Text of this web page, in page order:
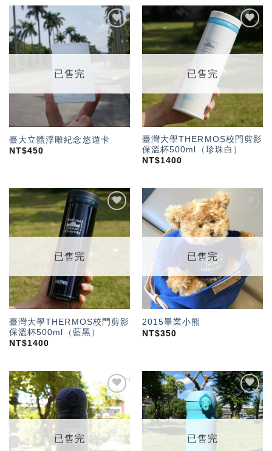
加入
「願
望輕
已售完
臺大立體浮雕紀念悠遊卡
NT$450
「願
望輕
已售完
臺灣大學THERMOS校門剪影
保溫杯500ml（珍珠白）
NT$1400
加入
「願
望輕
已售完
臺灣大學THERMOS校門剪影
保溫杯500ml（藍黑）
NT$1400
望輕
已售完
2015畢業小熊
NT$350
加入
「願
望輕
已售完
加入
「願
望輕
已售完